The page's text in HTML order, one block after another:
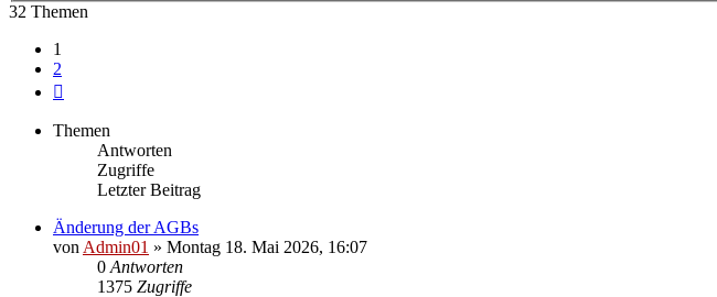
32 Themen
1
2
Themen
Antworten
Zugriffe
Letzter Beitrag
Änderung der AGBs
von Admin01 » Montag 18. Mai 2026, 16:07
0 Antworten
1375 Zugriffe